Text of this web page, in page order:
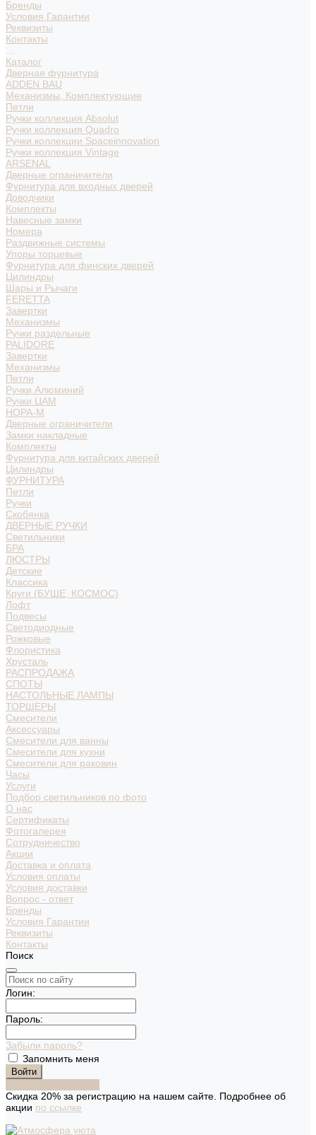
Бренды
Условия Гарантии
Реквизиты
Контакты
Каталог
Дверная фурнитура
ADDEN BAU
Механизмы, Комплектующие
Петли
Ручки коллекция Absolut
Ручки коллекция Quadro
Ручки коллекции Spaceinnovation
Ручки коллекция Vintage
ARSENAL
Дверные ограничители
Фурнитура для входных дверей
Доводчики
Комплекты
Навесные замки
Номера
Раздвижные системы
Упоры торцевые
Фурнитура для финских дверей
Цилиндры
Шары и Рычаги
FERETTA
Завертки
Механизмы
Ручки раздельные
PALIDORE
Завертки
Механизмы
Петли
Ручки Алюминий
Ручки ЦАМ
НОРА-М
Дверные ограничители
Замки накладные
Комплекты
Фурнитура для китайских дверей
Цилиндры
ФУРНИТУРА
Петли
Ручки
Скобянка
ДВЕРНЫЕ РУЧКИ
Светильники
БРА
ЛЮСТРЫ
Детские
Классика
Круги (БУШЕ, КОСМОС)
Лофт
Подвесы
Светодиодные
Рожковые
Флористика
Хрусталь
РАСПРОДАЖА
СПОТЫ
НАСТОЛЬНЫЕ ЛАМПЫ
ТОРШЕРЫ
Смесители
Аксессуары
Смесители для ванны
Смесители для кухни
Смесители для раковин
Часы
Услуги
Подбор светильников по фото
О нас
Сертификаты
Фотогалерея
Сотрудничество
Акции
Доставка и оплата
Условия оплаты
Условия доставки
Вопрос - ответ
Бренды
Условия Гарантии
Реквизиты
Контакты
Поиск
Логин:
Пароль:
Забыли пароль?
Запомнить меня
Скидка 20% за регистрацию на нашем сайте. Подробнее об
акции по ссылке